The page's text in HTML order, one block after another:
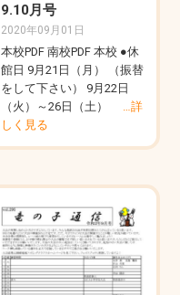
9.10月号
2020年09月01日
本校PDF 南校PDF 本校 ●休
館日 9月21日（月） （振替
をして下さい） 9月22日
（火）～26日（土） …詳
しく見る